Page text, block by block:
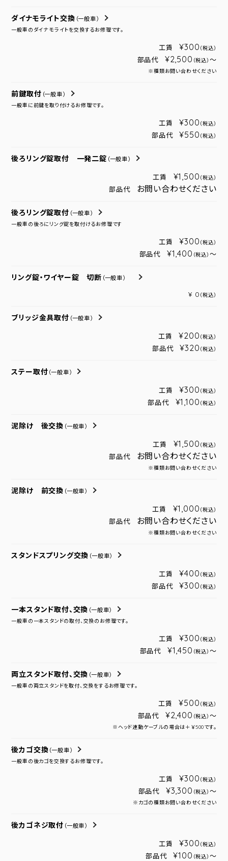
ダイナモライト交換 （一般車）
一般車のダイナモライトを交換するお修理です。
工賃 ¥300 （税込）
部品代 ¥2,500 （税込） ～
※種類お問い合わせください
前鍵取付 （一般車）
一般車に前鍵を取り付けるお修理です。
工賃 ¥300 （税込）
部品代 ¥550 （税込）
後ろリング錠取付 一発二錠 （一般車）
工賃 ¥1,500 （税込）
部品代 お問い合わせください
後ろリング錠取付 （一般車）
一般車の後ろにリング錠を取付けるお修理です
工賃 ¥300 （税込）
部品代 ¥1,400 （税込） ～
リング錠・ワイヤー錠 切断 （一般車）
¥ 0 （税込）
ブリッジ金具取付 （一般車）
工賃 ¥200 （税込）
部品代 ¥320 （税込）
ステー取付 （一般車）
工賃 ¥300 （税込）
部品代 ¥1,100 （税込）
泥除け 後交換 （一般車）
工賃 ¥1,500 （税込）
部品代 お問い合わせください
※種類お問い合わせください
泥除け 前交換 （一般車）
工賃 ¥1,000 （税込）
部品代 お問い合わせください
※種類お問い合わせください
スタンドスプリング交換 （一般車）
工賃 ¥400 （税込）
部品代 ¥300 （税込）
一本スタンド取付、交換 （一般車）
一般車の一本スタンドの取付、交換のお修理です。
工賃 ¥300 （税込）
部品代 ¥1,450 （税込） ～
両立スタンド取付、交換 （一般車）
一般車の両立スタンドを取付、交換をするお修理です。
工賃 ¥500 （税込）
部品代 ¥2,400 （税込） ～
※ヘッド連動ケーブルの場合は＋￥500です。
後カゴ交換 （一般車）
一般車の後カゴを交換するお修理です。
工賃 ¥300 （税込）
部品代 ¥3,300 （税込） ～
※カゴの種類お問い合わせください
後カゴネジ取付 （一般車）
工賃 ¥300 （税込）
部品代 ¥100 （税込） ～